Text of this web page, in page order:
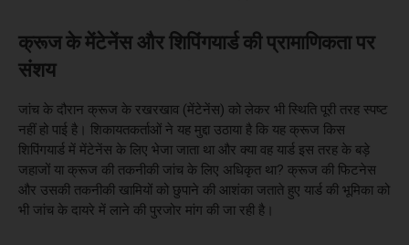
क्रूज के मेंटेनेंस और शिपिंगयार्ड की प्रामाणिकता पर
संशय
जांच के दौरान क्रूज के रखरखाव (मेंटेनेंस) को लेकर भी स्थिति पूरी तरह स्पष्ट
नहीं हो पाई है। शिकायतकर्ताओं ने यह मुद्दा उठाया है कि यह क्रूज किस
शिपिंगयार्ड में मेंटेनेंस के लिए भेजा जाता था और क्या वह यार्ड इस तरह के बड़े
जहाजों या क्रूज की तकनीकी जांच के लिए अधिकृत था? क्रूज की फिटनेस
और उसकी तकनीकी खामियों को छुपाने की आशंका जताते हुए यार्ड की भूमिका को
भी जांच के दायरे में लाने की पुरजोर मांग की जा रही है।